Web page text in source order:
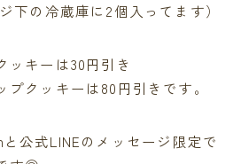
下の冷蔵庫に2個入ってます）
ッキーは30円引き
クッキーは80円引きです。
公式LINEのメッセージ限定で